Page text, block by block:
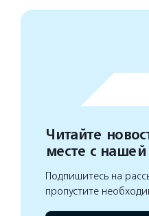
Читайте
месте с
Подпишитесь на
пропустите